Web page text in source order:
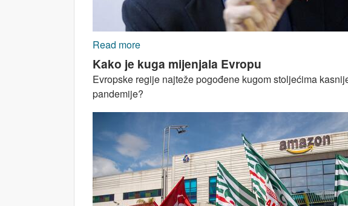
Read more
Kako je kuga mijenjala Evropu
Evropske regije najteže pogođene kugom stoljećima
pandemije?